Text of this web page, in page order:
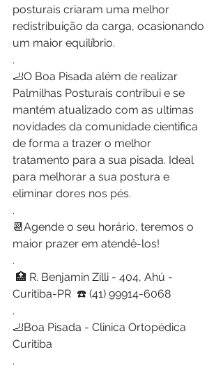
posturais criaram uma melhor
redistribuição da carga, ocasionando
um maior equilíbrio.
.
🦶O Boa Pisada além de realizar
Palmilhas Posturais contribui e se
mantém atualizado com as ultimas
novidades da comunidade cientifica
de forma a trazer o melhor
tratamento para a sua pisada. Ideal
para melhorar a sua postura e
eliminar dores nos pés.
.
📆Agende o seu horário, teremos o
maior prazer em atendê-los!
.
Curitiba-PR  ☎️ (41) 99914-6068
.
🦶Boa Pisada - Clinica Ortopédica
Curitiba
.